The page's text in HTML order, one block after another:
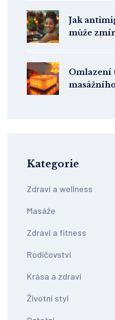
Jak
může
Omlazení
Kategorie
Zdraví a wellness
Masáže
Zdraví a fitness
Rodičovství
Krása a zdraví
Životní styl